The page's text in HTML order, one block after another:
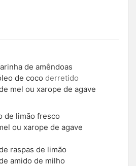
de amêndoas
de coco derretido
mel ou xarope de agave
de limão fresco
ou xarope de agave
raspas de limão
amido de milho